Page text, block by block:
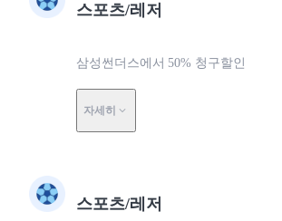
스포츠/레저
삼성썬더스에서 50% 청구할인
자세히
스포츠/레저